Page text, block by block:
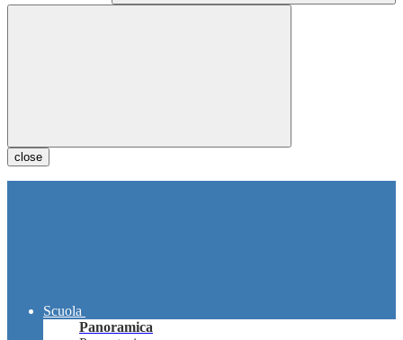
close
Scuola
Panoramica